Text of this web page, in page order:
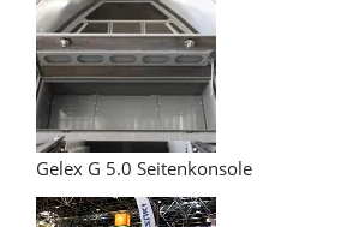
Gelex G 5.0 Seitenkonsole